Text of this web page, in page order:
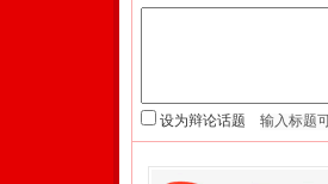
设为辩论话题